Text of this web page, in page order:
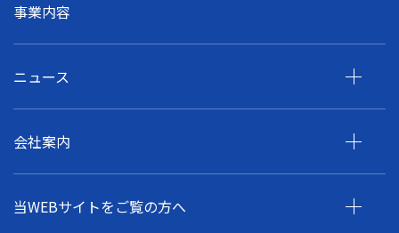
事業内容
ニュース
会社案内
当WEBサイトをご覧の方へ